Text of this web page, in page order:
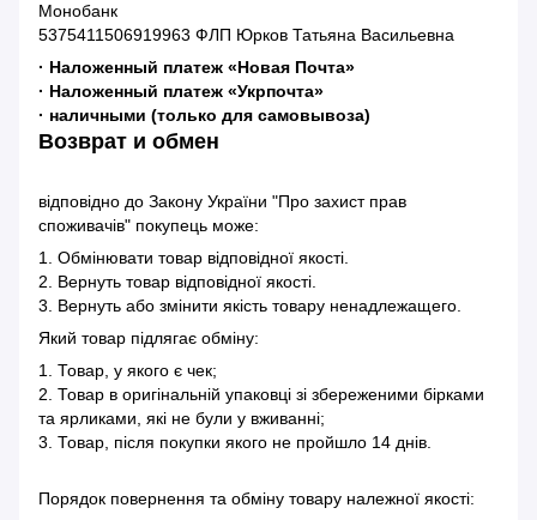
Монобанк
5375411506919963 ФЛП Юрков Татьяна Васильевна
· Наложенный платеж «Новая Почта»
· Наложенный платеж «Укрпочта»
· наличными (только для самовывоза)
Возврат и обмен
відповідно до Закону України "Про захист прав
споживачів" покупець може:
1. Обмінювати товар відповідної якості.
2. Вернуть товар відповідної якості.
3. Вернуть або змінити якість товару ненадлежащего.
Який товар підлягає обміну:
1. Товар, у якого є чек;
2. Товар в оригінальній упаковці зі збереженими бірками
та ярликами, які не були у вживанні;
3. Товар, після покупки якого не пройшло 14 днів.
Порядок повернення та обміну товару належної якості: